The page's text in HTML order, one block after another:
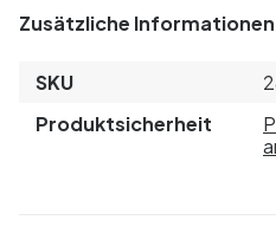
Zusätzliche Informationen
SKU
Produktsicherheit